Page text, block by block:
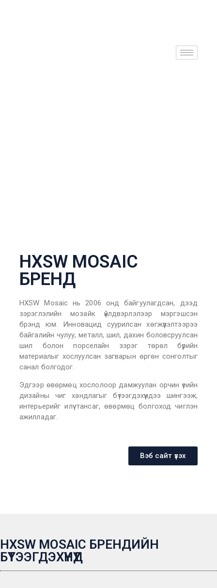
HXSW MOSAIC
БРЕНД
HXSW Mosaic нь 2006 онд байгуулагдсан, дээд
зэрэглэлийн мозайк үйлдвэрлэлээр мэргэшсэн
брэнд юм. Инновацид суурилсан хөгжүүлэлтээрээ
байгалийн чулуу, металл, шил, дахин боловсруулсан
шил болон порселайн зэрэг төрөл бүрийн
материалыг хослуулсан загварын өргөн сонголтыг
санал болгодог.
Эдгээр өвөрмөц хослолоор дамжуулан орчин үеийн
дизайны чиг хандлагыг бүтээгдэхүүндээ шингээж,
интерьерийг илүү тансаг, өвөрмөц болгоход чиглэн
ажилладаг.
Вэб сайт үзэх
HXSW MOSAIC БРЕНДИЙН
БҮТЭЭГДЭХҮҮНҮҮД